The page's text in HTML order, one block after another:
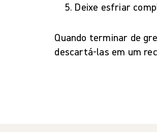
Deixe esfriar
Quando terminar de
descartá-las em um